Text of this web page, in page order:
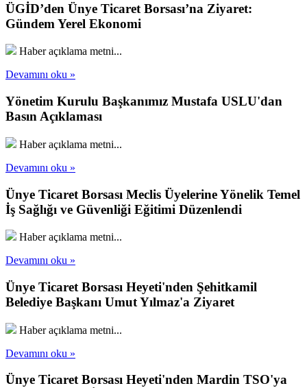
ÜGİD’den Ünye Ticaret Borsası’na Ziyaret:
Gündem Yerel Ekonomi
Haber açıklama metni...
Devamını oku »
Yönetim Kurulu Başkanımız Mustafa USLU'dan
Basın Açıklaması
Haber açıklama metni...
Devamını oku »
Ünye Ticaret Borsası Meclis Üyelerine Yönelik Temel
İş Sağlığı ve Güvenliği Eğitimi Düzenlendi
Haber açıklama metni...
Devamını oku »
Ünye Ticaret Borsası Heyeti'nden Şehitkamil
Belediye Başkanı Umut Yılmaz'a Ziyaret
Haber açıklama metni...
Devamını oku »
Ünye Ticaret Borsası Heyeti'nden Mardin TSO'ya